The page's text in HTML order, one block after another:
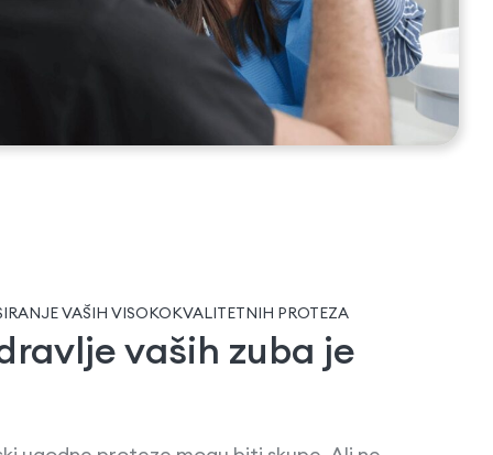
VAŠIH VISOKOKVALITETNIH PROTEZA
vaših zuba je